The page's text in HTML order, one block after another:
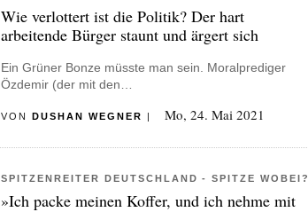
Wie verlottert ist die Politik? Der hart
arbeitende Bürger staunt und ärgert sich
Ein Grüner Bonze müsste man sein. Moralprediger
Özdemir (der mit den…
VON DUSHAN WEGNER | Mo, 24. Mai 2021
SPITZENREITER DEUTSCHLAND - SPITZE WOBEI?
»Ich packe meinen Koffer, und ich nehme mit